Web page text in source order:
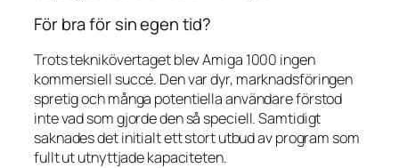
För bra för sin egen tid?
Trots teknikövertaget blev Amiga 1000 ingen
kommersiell succé. Den var dyr, marknadsföringen
spretig och många potentiella användare förstod
inte vad som gjorde den så speciell. Samtidigt
saknades det initialt ett stort utbud av program som
fullt ut utnyttjade kapaciteten.